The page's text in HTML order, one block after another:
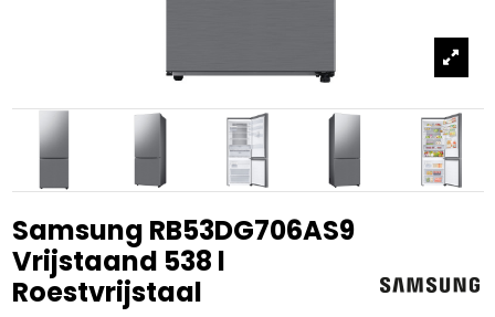
Samsung RB53DG706AS9
Vrijstaand 538 l
Roestvrijstaal